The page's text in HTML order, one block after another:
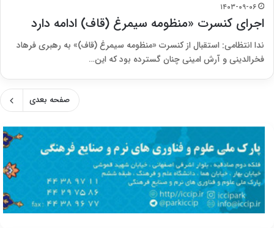
۱۴۰۳-۰۹-۰۶
اجرای کنسرت «منظومه سیمرغ (قاف) ادامه دارد
ندا انتظامی: استقبال از کنسرت «منظومه سیمرغ (قاف)» به رهبری فرهاد
فخرالدینی و آرش امینی چنان گسترده بود که این…
صفحه بعدی